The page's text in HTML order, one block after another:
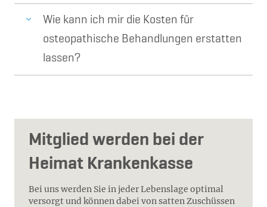
Wie kann ich mir die Kosten für
osteopathische Behandlungen erstatten
lassen?
Mitglied werden bei der
Heimat Krankenkasse
Bei uns werden Sie in jeder Lebenslage optimal
versorgt und können dabei von satten Zuschüssen